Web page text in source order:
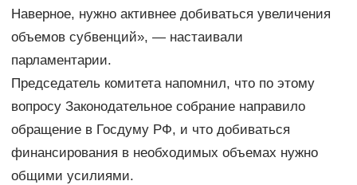
Наверное, нужно активнее добиваться увеличения
объемов субвенций», — настаивали
парламентарии.
Председатель комитета напомнил, что по этому
вопросу Законодательное собрание направило
обращение в Госдуму РФ, и что добиваться
финансирования в необходимых объемах нужно
общими усилиями.